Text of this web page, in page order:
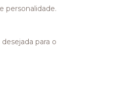
personalidade.
para o